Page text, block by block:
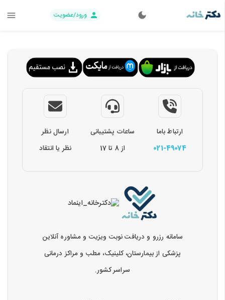
ورود/عضویت
ارتباط باما
021-49074
ساعات پشتیبانی
از 8 تا 17
ارسال نظر
نظر یا انتقاد
سامانه رزرو و دریافت نوبت ویزیت و مشاوره آنلاین
پزشکی از بیمارستان، کلینیک، مطب و مراکز درمانی
سراسر کشور.